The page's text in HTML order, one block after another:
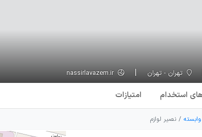
تهران - تهران nassirlavazem.ir
ی استخدام امتیازات
نصیر لوازم